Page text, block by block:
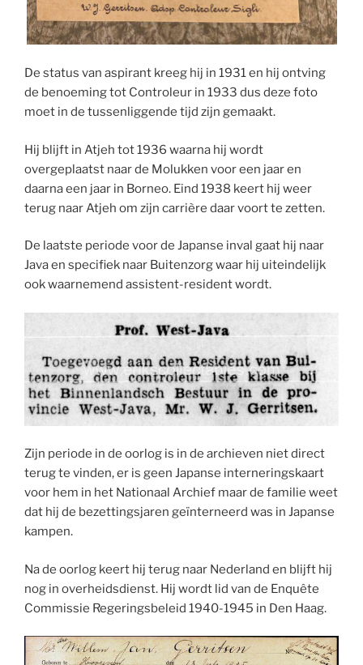
De status van aspirant kreeg hij in 1931 en hij ontving
de benoeming tot Controleur in 1933 dus deze foto
moet in de tussenliggende tijd zijn gemaakt.
Hij blijft in Atjeh tot 1936 waarna hij wordt
overgeplaatst naar de Molukken voor een jaar en
daarna een jaar in Borneo. Eind 1938 keert hij weer
terug naar Atjeh om zijn carrière daar voort te zetten.
De laatste periode voor de Japanse inval gaat hij naar
Java en specifiek naar Buitenzorg waar hij uiteindelijk
ook waarnemend assistent-resident wordt.
Zijn periode in de oorlog is in de archieven niet direct
terug te vinden, er is geen Japanse interneringskaart
voor hem in het Nationaal Archief maar de familie weet
dat hij de bezettingsjaren geïnterneerd was in Japanse
kampen.
Na de oorlog keert hij terug naar Nederland en blijft hij
nog in overheidsdienst. Hij wordt lid van de Enquête
Commissie Regeringsbeleid 1940-1945 in Den Haag.